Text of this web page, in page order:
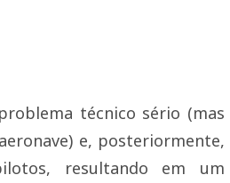
técnico sério (mas
e, posteriormente,
resultando em um